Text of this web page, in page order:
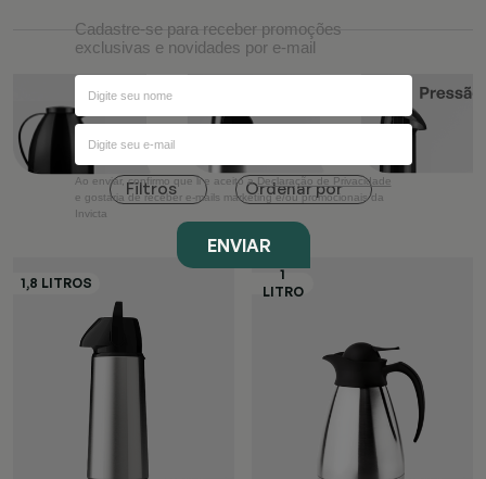
Filtros Ordenar por
Cadastre-se para receber promoções
exclusivas e novidades por e-mail
Ao enviar, confirmo que li e aceito a Declaração de Privacidade
e gostaria de receber e-mails marketing e/ou promocionais da
Invicta
ENVIAR